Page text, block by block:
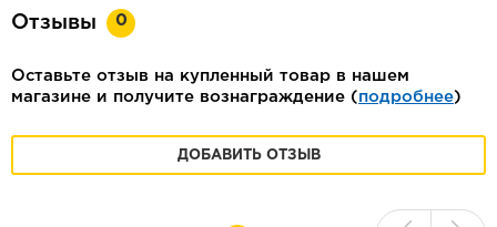
Отзывы 0
Оставьте отзыв на купленный товар в нашем
магазине и получите вознаграждение (подробнее)
ДОБАВИТЬ ОТЗЫВ